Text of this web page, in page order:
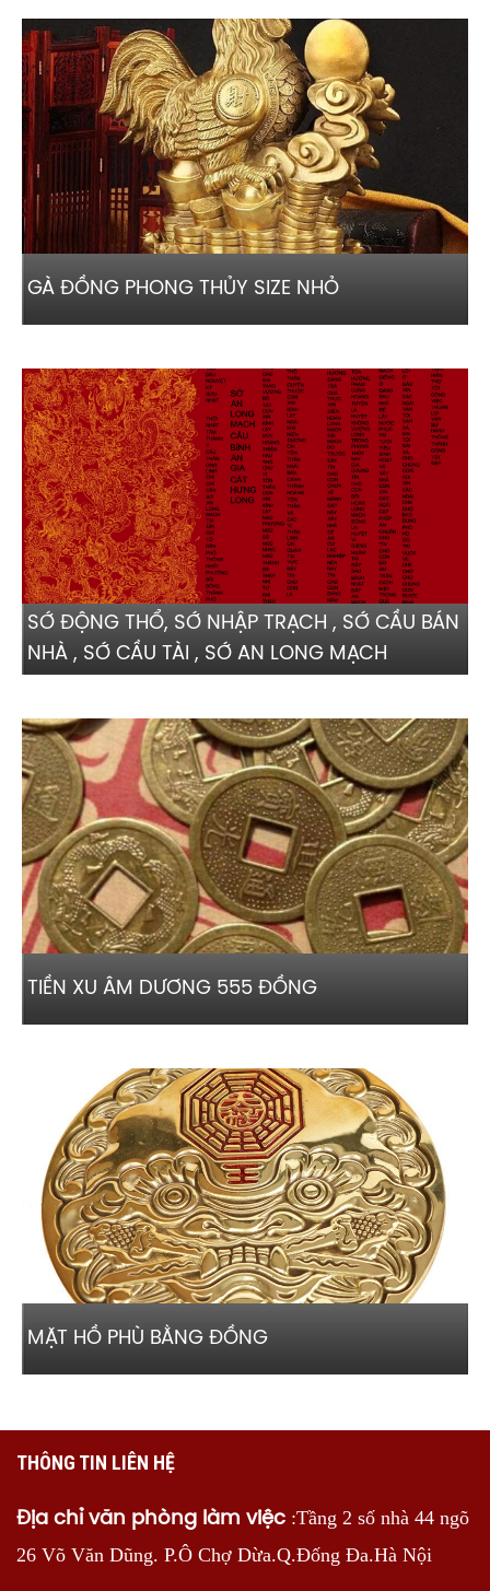
GÀ ĐỒNG PHONG THỦY SIZE NHỎ
SỚ ĐỘNG THỔ, SỚ NHẬP TRẠCH , SỚ CẦU BÁN
NHÀ , SỚ CẦU TÀI , SỚ AN LONG MẠCH
TIỀN XU ÂM DƯƠNG 555 ĐỒNG
MẶT HỒ PHÙ BẰNG ĐỒNG
THÔNG TIN LIÊN HỆ
Địa chỉ văn phòng làm việc :Tầng 2 số nhà 44 ngõ
26 Võ Văn Dũng. P.Ô Chợ Dừa.Q.Đống Đa.Hà Nội